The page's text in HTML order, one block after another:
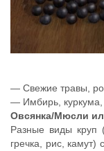
— Свежие травы,
— Имбирь, куркума,
Овсянка/Мюсли
Разные виды круп
гречка, рис, камут)